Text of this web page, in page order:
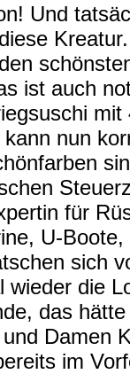
Und
ist auch
nun
für
U-
sich
wieder die
das
Damen
im